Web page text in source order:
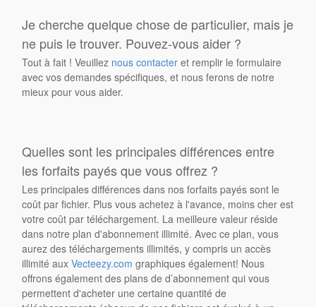
Je cherche quelque chose de particulier, mais je
ne puis le trouver. Pouvez-vous aider ?
Tout à fait ! Veuillez nous contacter et remplir le formulaire
avec vos demandes spécifiques, et nous ferons de notre
mieux pour vous aider.
Quelles sont les principales différences entre
les forfaits payés que vous offrez ?
Les principales différences dans nos forfaits payés sont le
coût par fichier. Plus vous achetez à l'avance, moins cher est
votre coût par téléchargement. La meilleure valeur réside
dans notre plan d'abonnement illimité. Avec ce plan, vous
aurez des téléchargements illimités, y compris un accès
illimité auxVecteezy.com graphiques également! Nous
offrons également des plans de d’abonnement qui vous
permettent d'acheter une certaine quantité de